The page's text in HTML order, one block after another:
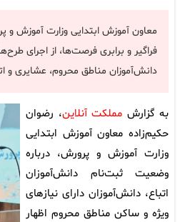
معاون آموزش ابتدایی وزارت آموزش و
فراگیر و برابری فرصت‌ها، از اجرای
دانش‌آموزان مناطق محروم، عشایری و
به گزارش مملکت آنلاین، رضوان
حکیم‌زاده معاون آموزش ابتدایی
وزارت آموزش و پرورش، درباره
وضعیت ثبت‌نام دانش‌آموزان
اتباع، دانش‌آموزان دارای نیازهای
ویژه و ساکن مناطق محروم اظهار